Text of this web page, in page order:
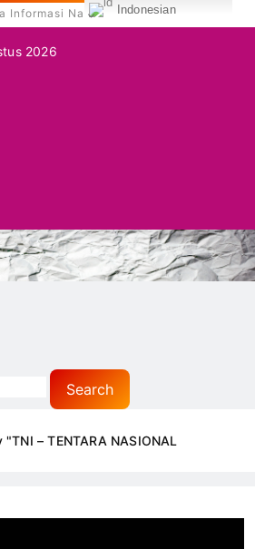
2026
Search
– TENTARA NASIONAL
Indonesian